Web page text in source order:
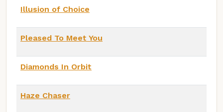
Illusion of Choice
Pleased To Meet You
Diamonds In Orbit
Haze Chaser